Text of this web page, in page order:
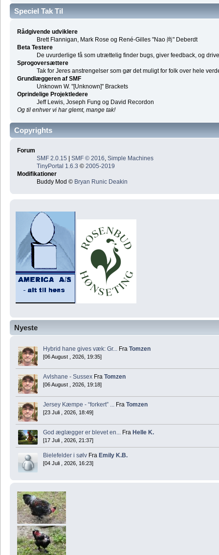
Nyeste
Hybrid hane gives væk: Gr... Fra Tomzen
[06 August , 2026, 19:35]
Avlshane - Sussex Fra Tomzen
[06 August , 2026, 19:18]
Jersey Kæmpe - “forkert” ... Fra Tomzen
[23 Juli , 2026, 18:49]
God æglægger er blevet en... Fra Helle K.
[17 Juli , 2026, 21:37]
Bielefelder i sølv Fra Emily K.B.
[04 Juli , 2026, 16:23]
Speciel Tak Til
Rådgivende udviklere
Brett Flannigan, Mark Rose og René-Gilles "Nao 尚" Deberdt
Beta Testere
De uvurderlige få som utrættelig finder bugs, giver feedback, og
Sprogoversættere
Tak for Jeres anstrengelser som gør det muligt for folk over hele
Grundlæggeren af SMF
Unknown W. "[Unknown]" Brackets
Oprindelige Projektledere
Jeff Lewis, Joseph Fung og David Recordon
Og til enhver vi har glemt, mange tak!
Copyrights
Forum
SMF 2.0.15
SMF © 2016, Simple Machines
TinyPortal 1.6.3 © 2005-2019
Modifikationer
Buddy Mod © Bryan Runic Deakin